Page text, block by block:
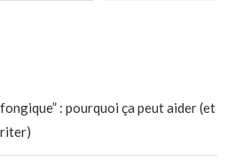
: pourquoi ça peut aider (et